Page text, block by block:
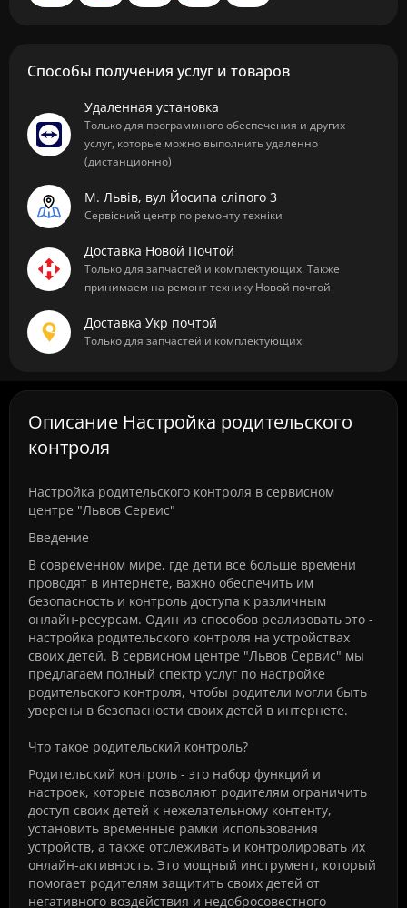
Способы получения услуг и товаров
Удаленная установка
Только для программного обеспечения и других
услуг, которые можно выполнить удаленно
(дистанционно)
М. Львів, вул Йосипа сліпого 3
Сервісний центр по ремонту техніки
Доставка Новой Почтой
Только для запчастей и комплектующих. Также
принимаем на ремонт технику Новой почтой
Доставка Укр почтой
Только для запчастей и комплектующих
Описание Настройка родительского
контроля
Настройка родительского контроля в сервисном
центре "Львов Сервис"
Введение
В современном мире, где дети все больше времени
проводят в интернете, важно обеспечить им
безопасность и контроль доступа к различным
онлайн-ресурсам. Один из способов реализовать это -
настройка родительского контроля на устройствах
своих детей. В сервисном центре "Львов Сервис" мы
предлагаем полный спектр услуг по настройке
родительского контроля, чтобы родители могли быть
уверены в безопасности своих детей в интернете.
Что такое родительский контроль?
Родительский контроль - это набор функций и
настроек, которые позволяют родителям ограничить
доступ своих детей к нежелательному контенту,
установить временные рамки использования
устройств, а также отслеживать и контролировать их
онлайн-активность. Это мощный инструмент, который
помогает родителям защитить своих детей от
негативного воздействия и недобросовестного